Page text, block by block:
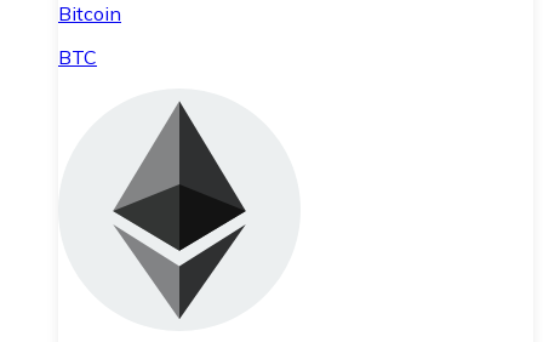
Bitcoin
BTC